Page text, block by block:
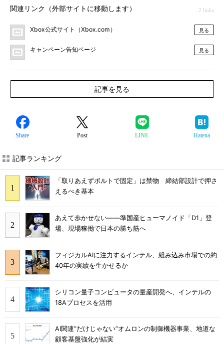
関連リンク（外部サイトに移動します） 2 links
Xbox公式サイト（Xbox.com） 見る
キャンペーン告知ページ 見る
記事を見る
Share Post LINE Hatena
記事ランキング
「取りあえずボルトで固定」は禁物 締結部設計で押さ
えるべき基本
あえて歩かせない――準国産ヒューマノイド「D1」登
場、現場稼働で日本の勝ち筋へ
フィジカルAIに注力するインテル、組み込み市場での約
40年の実績を生かせるか
シリコン量子コンピュータの量産開発へ、インテルの
18Aプロセスを活用
AI関連“だけじゃない”オムロンの制御機器事業、地道な
顧客基盤強化が結実